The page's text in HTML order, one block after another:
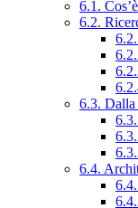
6.1.
6.2.
6.3. Dalla
6.4.